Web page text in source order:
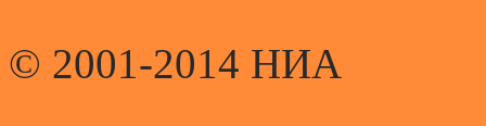
© 2001-2014 НИА